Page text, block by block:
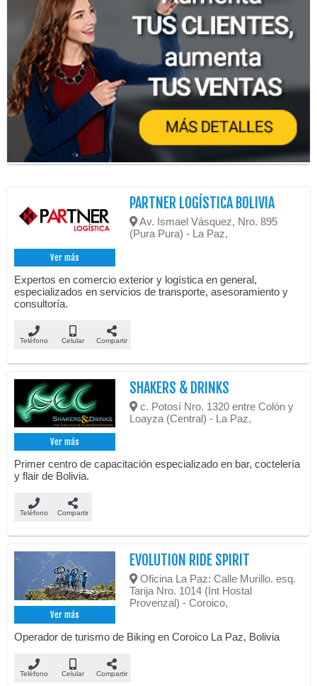
Ver más
PARTNER LOGÍSTICA BOLIVIA
Av. Ismael Vásquez, Nro. 895
(Pura Pura) - La Paz,
Expertos en comercio exterior y logística en general,
especializados en servicios de transporte, asesoramiento y
consultoría.
Teléfono Celular Compartir
Ver más
SHAKERS & DRINKS
c. Potosí Nro. 1320 entre Colón y
Loayza (Central) - La Paz,
Primer centro de capacitación especializado en bar, coctelería
y flair de Bolivia.
Teléfono Compartir
Ver más
EVOLUTION RIDE SPIRIT
Oficina La Paz: Calle Murillo. esq.
Tarija Nro. 1014 (Int Hostal
Provenzal) - Coroico,
Operador de turismo de Biking en Coroico La Paz, Bolivia
Teléfono Celular Compartir